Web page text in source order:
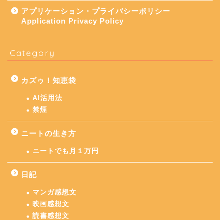
アプリケーション・プライバシーポリシー
Application Privacy Policy
Category
カズゥ！知恵袋
AI活用法
禁煙
ニートの生き方
ニートでも月１万円
日記
マンガ感想文
映画感想文
読書感想文